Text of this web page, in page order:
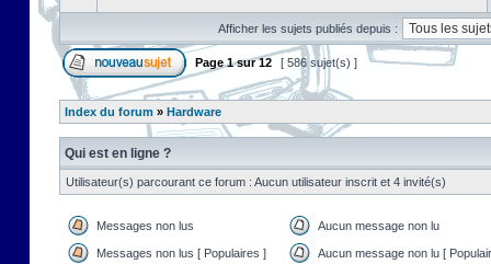
Afficher les sujets publiés depuis :
Page1sur12 [ 586 sujet(s) ]
Index du forum » Hardware
Qui est en ligne ?
Utilisateur(s) parcourant ce forum : Aucun utilisateur inscrit et 4 invité(s)
Messages non lus Aucun message non lu
Messages non lus [ Populaires ] Aucun message non lu [